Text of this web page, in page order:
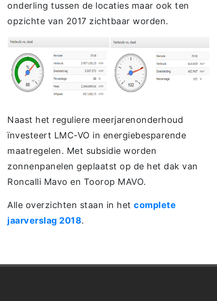
onderling tussen de locaties maar ook ten
opzichte van 2017 zichtbaar worden.
Naast het reguliere meerjarenonderhoud
ïnvesteert LMC-VO in energiebesparende
maatregelen. Met subsidie worden
zonnenpanelen geplaatst op de het dak van
Roncalli Mavo en Toorop MAVO.
Alle overzichten staan in het complete
jaarverslag 2018.